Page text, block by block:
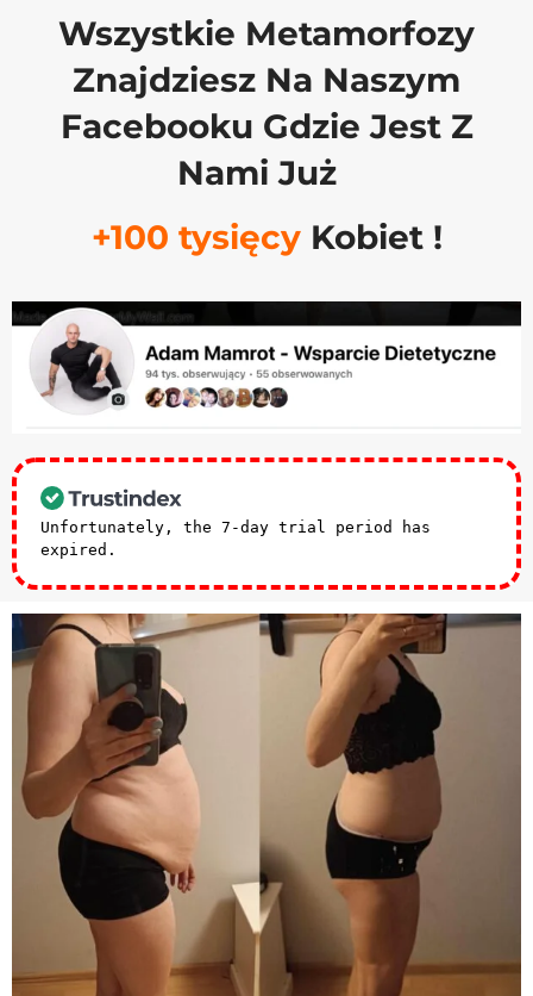
Wszystkie Metamorfozy
Znajdziesz Na Naszym
Facebooku Gdzie Jest Z
Nami Już
+100 tysięcy Kobiet !
Unfortunately, the 7-day trial period has
expired.